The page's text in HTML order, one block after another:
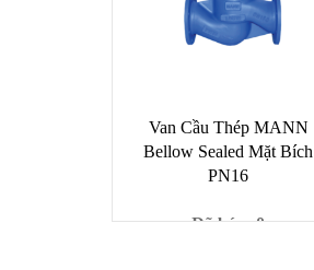
Van Cầu Thép MANN
Bellow Sealed Mặt Bích
PN16
Đã bán: 0